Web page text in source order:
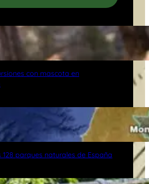
con mascota en
128 parques naturales de España